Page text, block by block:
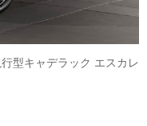
型キャデラック エスカレ